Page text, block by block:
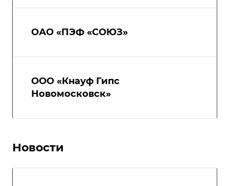
ОАО «ПЭФ «СОЮЗ»
ООО «Кнауф Гипс
Новомосковск»
Новости